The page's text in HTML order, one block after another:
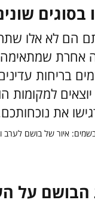
הם לא אלו
אחרת שמתאימה
בריחות
למקומות
את